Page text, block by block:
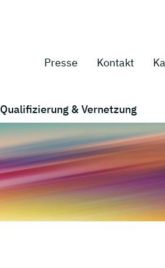
Presse Kontakt
Qualifizierung & Vernetzung